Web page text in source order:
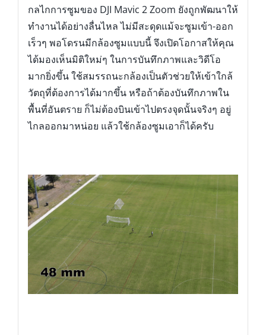
กลไกการซูมของ DJI Mavic 2 Zoom ยังถูกพัฒนาให้
ทำงานได้อย่างลื่นไหล ไม่มีสะดุดแม้จะซูมเข้า-ออก
เร็วๆ พอโดรนมีกล้องซูมแบบนี้ จึงเปิดโอกาสให้คุณ
ได้มองเห็นมิติใหม่ๆ ในการบันทึกภาพและวิดีโอ
มากยิ่งขึ้น ใช้สมรรถนะกล้องเป็นตัวช่วยให้เข้าใกล้
วัตถุที่ต้องการได้มากขึ้น หรือถ้าต้องบันทึกภาพใน
พื้นที่อันตราย ก็ไม่ต้องบินเข้าไปตรงจุดนั้นจริงๆ อยู่
ไกลออกมาหน่อย แล้วใช้กล้องซูมเอาก็ได้ครับ